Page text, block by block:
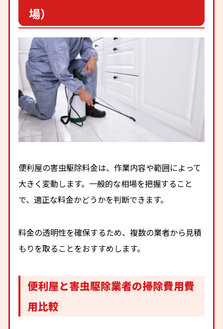
場）
便利屋の害虫駆除料金は、作業内容や範囲によって
大きく変動します。一般的な相場を把握すること
で、適正な料金かどうかを判断できます。
料金の透明性を確保するため、複数の業者から見積
もりを取ることをおすすめします。
便利屋と害虫駆除業者の掃除費用費
用比較